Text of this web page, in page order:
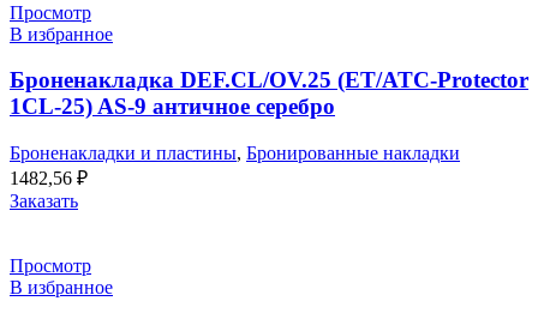
Просмотр
В избранное
Броненакладка DEF.CL/OV.25 (ET/ATC-Protector
1CL-25) AS-9 античное серебро
Броненакладки и пластины, Бронированные накладки
1482,56 ₽
Заказать
Просмотр
В избранное